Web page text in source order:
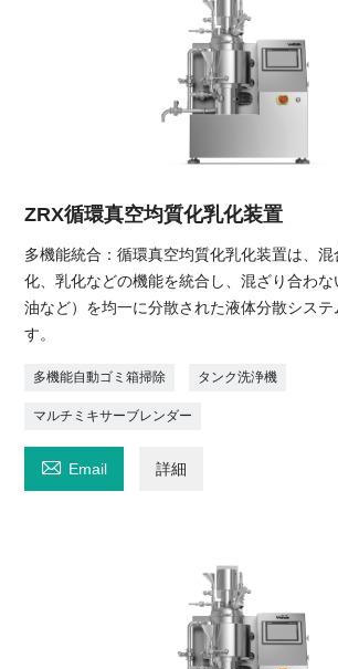
ZRX循環真空均質化乳化装置
多機能統合：循環真空均質化乳化装置は、
化、乳化などの機能を統合し、混ざり合わな
油など）を均一に分散された液体分散システ
す。
多機能自動ゴミ箱掃除 タンク洗浄機
マルチミキサーブレンダー
 Email 詳細